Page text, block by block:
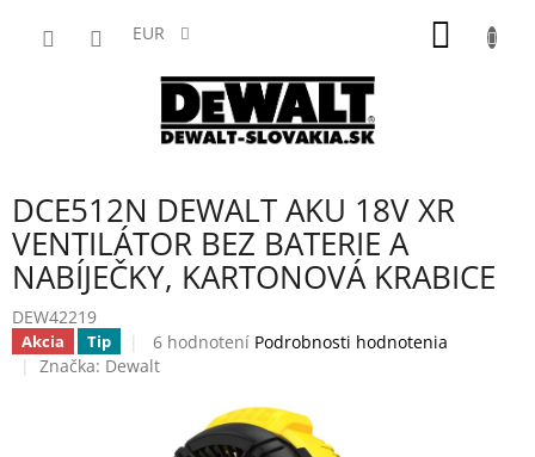
EUR
DCE512N DEWALT AKU 18V XR
VENTILÁTOR BEZ BATERIE A
NABÍJEČKY, KARTONOVÁ KRABICE
DEW42219
Akcia Tip
Priemerné
hodnotenie
6 hodnotení Podrobnosti hodnotenia
Značka: Dewalt